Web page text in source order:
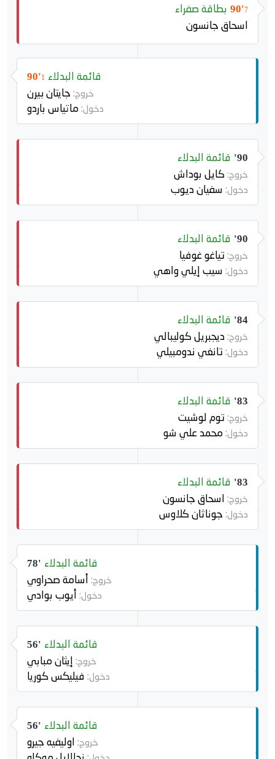
90'7
بطاقة صفراء
اسحاق جانسون
90'1 قائمة البدلاء
خروج: جايتان بيرن
دخول: ماتياس باردو
90' قائمة البدلاء
خروج:كايل بوداش
دخول: سفيان ديوب
90' قائمة البدلاء
خروج:تياغو غوفيا
دخول: سيب إيلي واهي
84' قائمة البدلاء
خروج:ديجبريل كوليبالي
دخول:تانغي ندومبيلي
83' قائمة البدلاء
خروج:توم لوشيت
دخول: محمد علي شو
83' قائمة البدلاء
خروج: اسحاق جانسون
دخول: جوناثان كلاوس
78' قائمة البدلاء
خروج: أسامة صحراوي
دخول: أيوب بوادي
56' قائمة البدلاء
خروج: إيثان مبابي
دخول: فيليكس كوريا
56' قائمة البدلاء
خروج: اوليفيه جيرو